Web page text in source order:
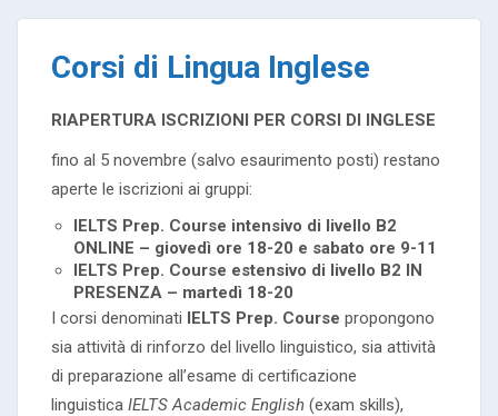
Corsi di Lingua Inglese
RIAPERTURA ISCRIZIONI PER CORSI DI INGLESE
fino al 5 novembre (salvo esaurimento posti) restano
aperte le iscrizioni ai gruppi:
IELTS Prep. Course intensivo di livello B2
ONLINE – giovedì ore 18-20 e sabato ore 9-11
IELTS Prep. Course estensivo di livello B2 IN
PRESENZA – martedì 18-20
I corsi denominati IELTS Prep. Course propongono
sia attività di rinforzo del livello linguistico, sia attività
di preparazione all’esame di certificazione
linguistica IELTS Academic English (exam skills),